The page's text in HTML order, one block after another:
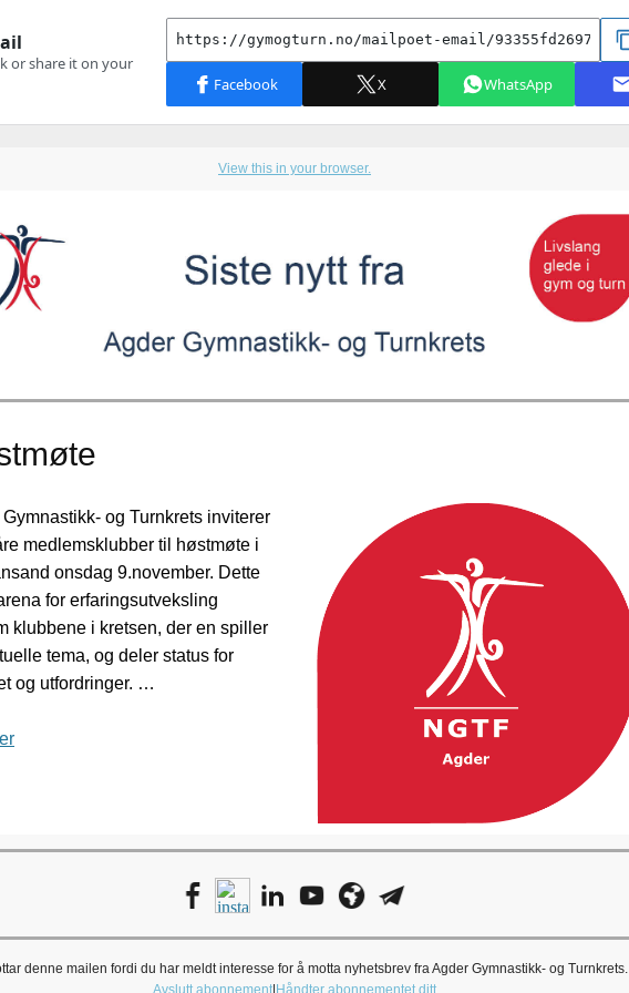
View this in your browser.
og Turnkrets inviterer
medlemsklubber til høstmøte i
onsdag 9.november. Dette
for erfaringsutveksling
klubbene i kretsen, der en spiller
tema, og deler status for
og utfordringer. …
denne mailen fordi du har meldt interesse for å motta nyhetsbrev fra Agder Gymnastikk- og Turnkrets.
Avslutt abonnement Håndter abonnementet ditt